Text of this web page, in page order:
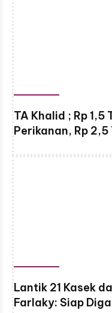
TA Khalid ; Rp
Perikanan, Rp
Lantik 21 Kasek
Farlaky: Siap